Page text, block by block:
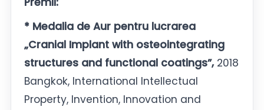
* Medalia de Aur pentru lucrarea
„Cranial Implant with osteointegrating
structures and functional coatings”,2018
Bangkok, International Intellectual
Property, Invention, Innovation and